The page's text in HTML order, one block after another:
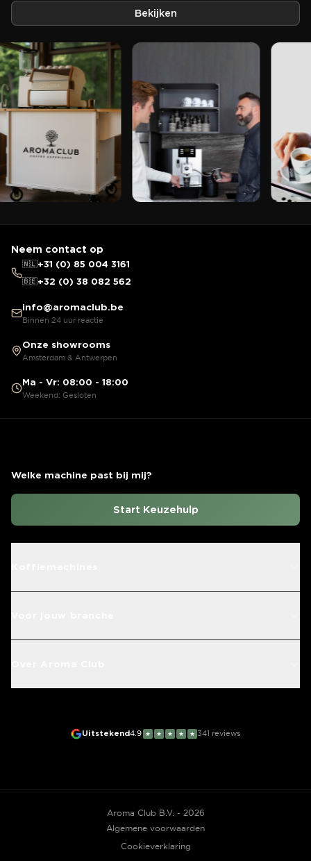
Bekijken
Neem contact op
🇳🇱+31 (0) 85 004 3161
🇧🇪+32 (0) 38 082 562
info@aromaclub.be
Binnen 24 uur reactie
Onze showrooms
Amsterdam & Antwerpen
Ma - Vr: 08:00 - 18:00
Weekend: Gesloten
Welke machine past bij mij?
Start Keuzehulp
Uitstekend4.9 ★ ★ ★ ★ ★ 341 reviews
Aroma Club B.V. - 2026
Algemene voorwaarden
Cookieverklaring